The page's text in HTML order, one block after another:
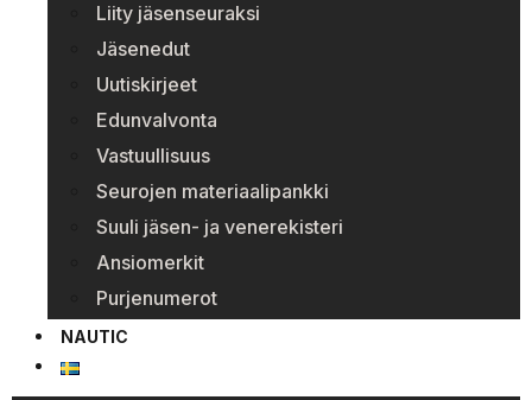
Liity jäsenseuraksi
Jäsenedut
Uutiskirjeet
Edunvalvonta
Vastuullisuus
Seurojen materiaalipankki
Suuli jäsen- ja venerekisteri
Ansiomerkit
Purjenumerot
NAUTIC